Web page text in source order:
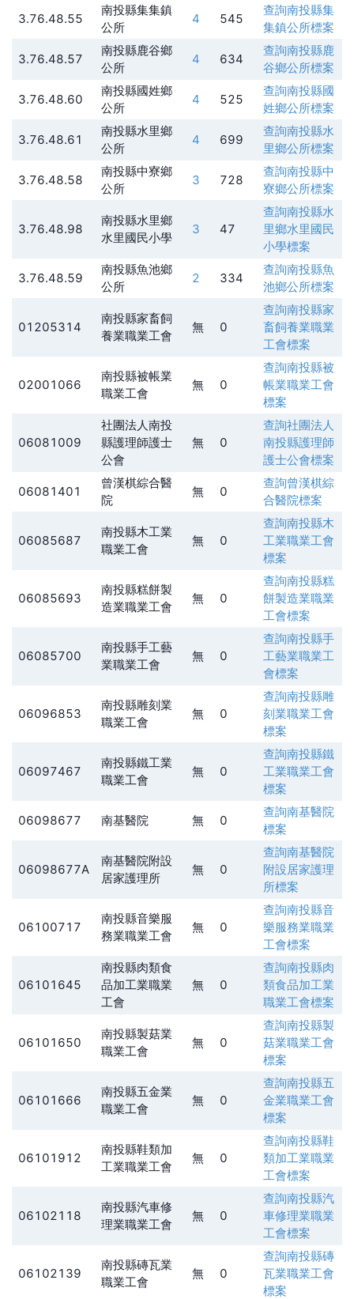
3.76.48.55
南投縣集集鎮
公所
4 545
查詢南投縣集
集鎮公所標案
3.76.48.57
南投縣鹿谷鄉
公所
4 634
查詢南投縣鹿
谷鄉公所標案
3.76.48.60
南投縣國姓鄉
公所
4 525
查詢南投縣國
姓鄉公所標案
3.76.48.61
南投縣水里鄉
公所
4 699
查詢南投縣水
里鄉公所標案
3.76.48.58
南投縣中寮鄉
公所
3 728
查詢南投縣中
寮鄉公所標案
3.76.48.98
南投縣水里鄉
水里國民小學
3 47
查詢南投縣水
里鄉水里國民
小學標案
3.76.48.59
南投縣魚池鄉
公所
2 334
查詢南投縣魚
池鄉公所標案
01205314
南投縣家畜飼
養業職業工會
無 0
查詢南投縣家
畜飼養業職業
工會標案
02001066
南投縣被帳業
職業工會
無 0
查詢南投縣被
帳業職業工會
標案
06081009
社團法人南投
縣護理師護士
公會
無 0
查詢社團法人
南投縣護理師
護士公會標案
06081401
曾漢棋綜合醫
院
無 0
查詢曾漢棋綜
合醫院標案
06085687
南投縣木工業
職業工會
無 0
查詢南投縣木
工業職業工會
標案
06085693
南投縣糕餅製
造業職業工會
無 0
查詢南投縣糕
餅製造業職業
工會標案
06085700
南投縣手工藝
業職業工會
無 0
查詢南投縣手
工藝業職業工
會標案
06096853
南投縣雕刻業
職業工會
無 0
查詢南投縣雕
刻業職業工會
標案
06097467
南投縣鐵工業
職業工會
無 0
查詢南投縣鐵
工業職業工會
標案
06098677 南基醫院 無 0
查詢南基醫院
標案
06098677A
南基醫院附設
居家護理所
無 0
查詢南基醫院
附設居家護理
所標案
06100717
南投縣音樂服
務業職業工會
無 0
查詢南投縣音
樂服務業職業
工會標案
06101645
南投縣肉類食
品加工業職業
工會
無 0
查詢南投縣肉
類食品加工業
職業工會標案
06101650
南投縣製菇業
職業工會
無 0
查詢南投縣製
菇業職業工會
標案
06101666
南投縣五金業
職業工會
無 0
查詢南投縣五
金業職業工會
標案
06101912
南投縣鞋類加
工業職業工會
無 0
查詢南投縣鞋
類加工業職業
工會標案
06102118
南投縣汽車修
理業職業工會
無 0
查詢南投縣汽
車修理業職業
工會標案
06102139
南投縣磚瓦業
職業工會
無 0
查詢南投縣磚
瓦業職業工會
標案